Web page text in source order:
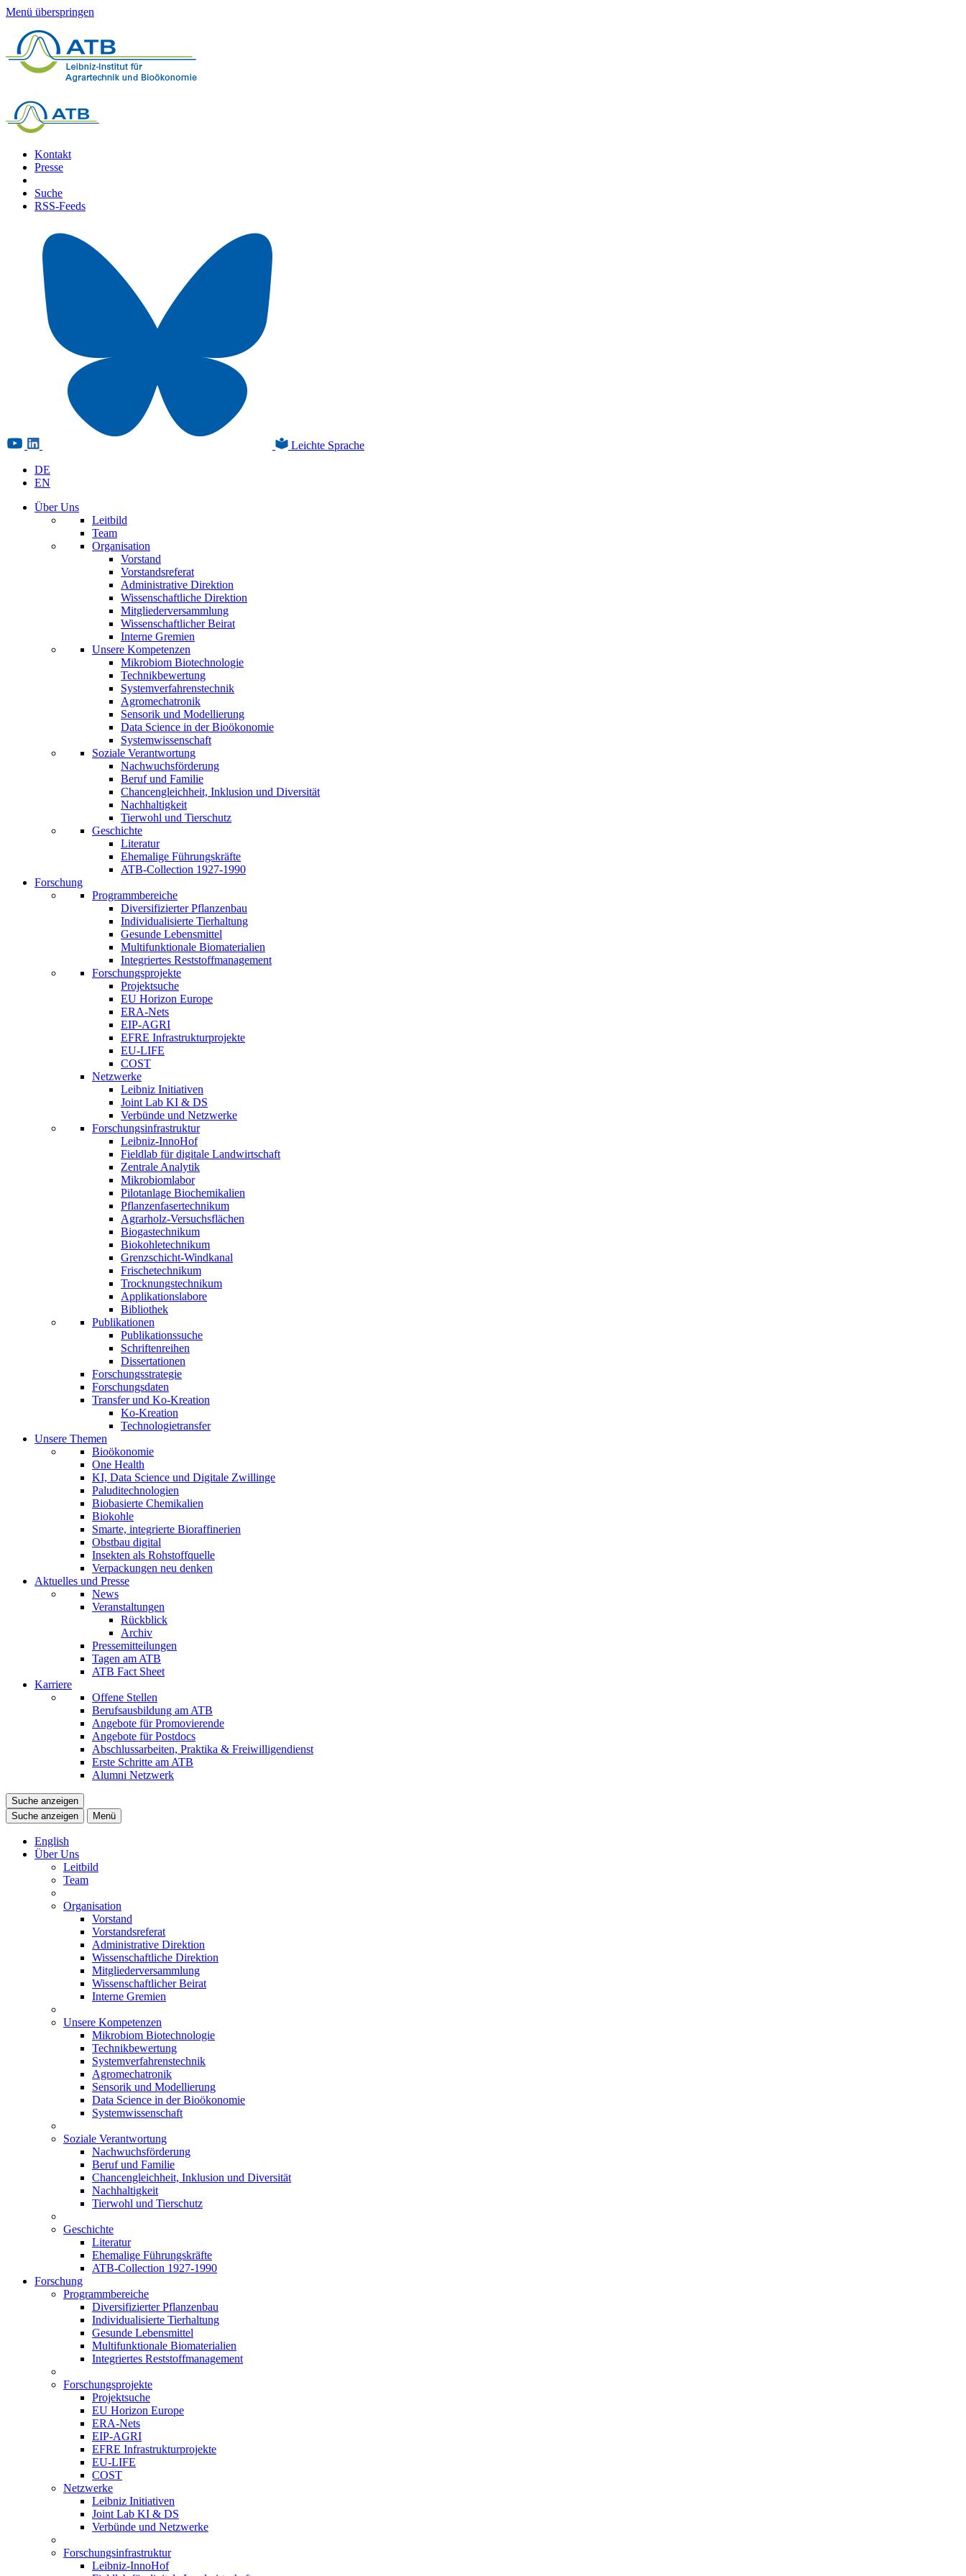
Menü überspringen
Kontakt
Presse
Suche
RSS-Feeds
Leichte Sprache
DE
EN
Über Uns
Leitbild
Team
Organisation
Vorstand
Vorstandsreferat
Administrative Direktion
Wissenschaftliche Direktion
Mitgliederversammlung
Wissenschaftlicher Beirat
Interne Gremien
Unsere Kompetenzen
Mikrobiom Biotechnologie
Technikbewertung
Systemverfahrenstechnik
Agromechatronik
Sensorik und Modellierung
Data Science in der Bioökonomie
Systemwissenschaft
Soziale Verantwortung
Nachwuchsförderung
Beruf und Familie
Chancengleichheit, Inklusion und Diversität
Nachhaltigkeit
Tierwohl und Tierschutz
Geschichte
Literatur
Ehemalige Führungskräfte
ATB-Collection 1927-1990
Forschung
Programmbereiche
Diversifizierter Pflanzenbau
Individualisierte Tierhaltung
Gesunde Lebensmittel
Multifunktionale Biomaterialien
Integriertes Reststoffmanagement
Forschungsprojekte
Projektsuche
EU Horizon Europe
ERA-Nets
EIP-AGRI
EFRE Infrastrukturprojekte
EU-LIFE
COST
Netzwerke
Leibniz Initiativen
Joint Lab KI & DS
Verbünde und Netzwerke
Forschungsinfrastruktur
Leibniz-InnoHof
Fieldlab für digitale Landwirtschaft
Zentrale Analytik
Mikrobiomlabor
Pilotanlage Biochemikalien
Pflanzenfasertechnikum
Agrarholz-Versuchsflächen
Biogastechnikum
Biokohletechnikum
Grenzschicht-Windkanal
Frischetechnikum
Trocknungstechnikum
Applikationslabore
Bibliothek
Publikationen
Publikationssuche
Schriftenreihen
Dissertationen
Forschungsstrategie
Forschungsdaten
Transfer und Ko-Kreation
Ko-Kreation
Technologietransfer
Unsere Themen
Bioökonomie
One Health
KI, Data Science und Digitale Zwillinge
Paluditechnologien
Biobasierte Chemikalien
Biokohle
Smarte, integrierte Bioraffinerien
Obstbau digital
Insekten als Rohstoffquelle
Verpackungen neu denken
Aktuelles und Presse
News
Veranstaltungen
Rückblick
Archiv
Pressemitteilungen
Tagen am ATB
ATB Fact Sheet
Karriere
Offene Stellen
Berufsausbildung am ATB
Angebote für Promovierende
Angebote für Postdocs
Abschlussarbeiten, Praktika & Freiwilligendienst
Erste Schritte am ATB
Alumni Netzwerk
Suche anzeigen
Suche anzeigen
Menü
English
Über Uns
Leitbild
Team
Organisation
Vorstand
Vorstandsreferat
Administrative Direktion
Wissenschaftliche Direktion
Mitgliederversammlung
Wissenschaftlicher Beirat
Interne Gremien
Unsere Kompetenzen
Mikrobiom Biotechnologie
Technikbewertung
Systemverfahrenstechnik
Agromechatronik
Sensorik und Modellierung
Data Science in der Bioökonomie
Systemwissenschaft
Soziale Verantwortung
Nachwuchsförderung
Beruf und Familie
Chancengleichheit, Inklusion und Diversität
Nachhaltigkeit
Tierwohl und Tierschutz
Geschichte
Literatur
Ehemalige Führungskräfte
ATB-Collection 1927-1990
Forschung
Programmbereiche
Diversifizierter Pflanzenbau
Individualisierte Tierhaltung
Gesunde Lebensmittel
Multifunktionale Biomaterialien
Integriertes Reststoffmanagement
Forschungsprojekte
Projektsuche
EU Horizon Europe
ERA-Nets
EIP-AGRI
EFRE Infrastrukturprojekte
EU-LIFE
COST
Netzwerke
Leibniz Initiativen
Joint Lab KI & DS
Verbünde und Netzwerke
Forschungsinfrastruktur
Leibniz-InnoHof